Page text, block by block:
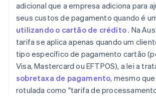
adicional que a empresa adiciona para
seus custos de pagamento quando é
utilizando o cartão de crédito. Na
tarifa se aplica apenas quando um
tipo específico de pagamento cartão
Visa, Mastercard ou EFTPOS), a lei a
sobretaxa de pagamento, mesmo
rotulada como "tarifa de